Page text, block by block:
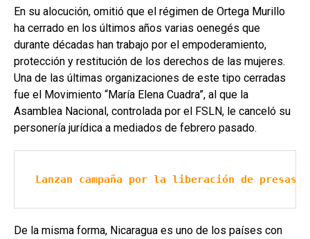
En su alocución, omitió que el régimen de Ortega Murillo
ha cerrado en los últimos años varias oenegés que
durante décadas han trabajo por el empoderamiento,
protección y restitución de los derechos de las mujeres.
Una de las últimas organizaciones de este tipo cerradas
fue el Movimiento “María Elena Cuadra”, al que la
Asamblea Nacional, controlada por el FSLN, le canceló su
personería jurídica a mediados de febrero pasado.
Lanzan campaña por la liberación de presas
De la misma forma, Nicaragua es uno de los países con